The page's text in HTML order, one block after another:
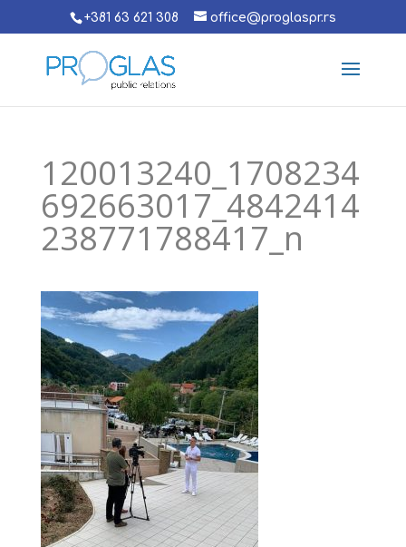
+381 63 621 308 office@proglaspr.rs
120013240_1708234
692663017_4842414
238771788417_n